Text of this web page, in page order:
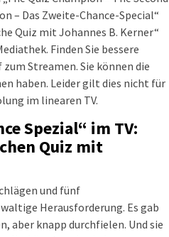
– Das Zweite-Chance-Special“
Quiz mit Johannes B. Kerner“
Finden Sie bessere
Streamen. Sie können die
haben. Leider gilt dies nicht für
im linearen TV.
Spezial“ im TV:
Quiz mit
und fünf
Herausforderung. Es gab
aber knapp durchfielen. Und sie